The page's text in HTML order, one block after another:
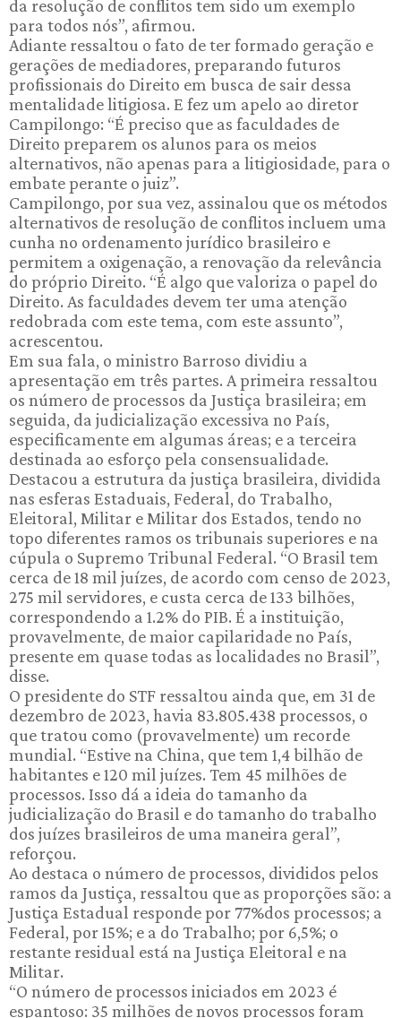
da resolução de conflitos tem sido um exemplo
para todos nós”, afirmou.
Adiante ressaltou o fato de ter formado geração e
gerações de mediadores, preparando futuros
profissionais do Direito em busca de sair dessa
mentalidade litigiosa. E fez um apelo ao diretor
Campilongo: “É preciso que as faculdades de
Direito preparem os alunos para os meios
alternativos, não apenas para a litigiosidade, para o
embate perante o juiz”.
Campilongo, por sua vez, assinalou que os métodos
alternativos de resolução de conflitos incluem uma
cunha no ordenamento jurídico brasileiro e
permitem a oxigenação, a renovação da relevância
do próprio Direito. “É algo que valoriza o papel do
Direito. As faculdades devem ter uma atenção
redobrada com este tema, com este assunto”,
acrescentou.
Em sua fala, o ministro Barroso dividiu a
apresentação em três partes. A primeira ressaltou
os número de processos da Justiça brasileira; em
seguida, da judicialização excessiva no País,
especificamente em algumas áreas; e a terceira
destinada ao esforço pela consensualidade.
Destacou a estrutura da justiça brasileira, dividida
nas esferas Estaduais, Federal, do Trabalho,
Eleitoral, Militar e Militar dos Estados, tendo no
topo diferentes ramos os tribunais superiores e na
cúpula o Supremo Tribunal Federal. “O Brasil tem
cerca de 18 mil juízes, de acordo com censo de 2023,
275 mil servidores, e custa cerca de 133 bilhões,
correspondendo a 1.2% do PIB. É a instituição,
provavelmente, de maior capilaridade no País,
presente em quase todas as localidades no Brasil”,
disse.
O presidente do STF ressaltou ainda que, em 31 de
dezembro de 2023, havia 83.805.438 processos, o
que tratou como (provavelmente) um recorde
mundial. “Estive na China, que tem 1,4 bilhão de
habitantes e 120 mil juízes. Tem 45 milhões de
processos. Isso dá a ideia do tamanho da
judicialização do Brasil e do tamanho do trabalho
dos juízes brasileiros de uma maneira geral”,
reforçou.
Ao destaca o número de processos, divididos pelos
ramos da Justiça, ressaltou que as proporções são: a
Justiça Estadual responde por 77%dos processos; a
Federal, por 15%; e a do Trabalho; por 6,5%; o
restante residual está na Justiça Eleitoral e na
Militar.
“O número de processos iniciados em 2023 é
espantoso: 35 milhões de novos processos foram